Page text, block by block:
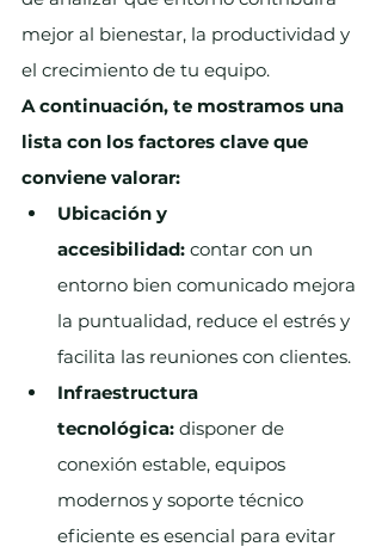
mejor al bienestar, la productividad y
el crecimiento de tu equipo.
A continuación, te mostramos una
lista con los factores clave que
conviene valorar:
Ubicación y
accesibilidad: contar con un
entorno bien comunicado mejora
la puntualidad, reduce el estrés y
facilita las reuniones con clientes.
Infraestructura
tecnológica: disponer de
conexión estable, equipos
modernos y soporte técnico
eficiente es esencial para evitar